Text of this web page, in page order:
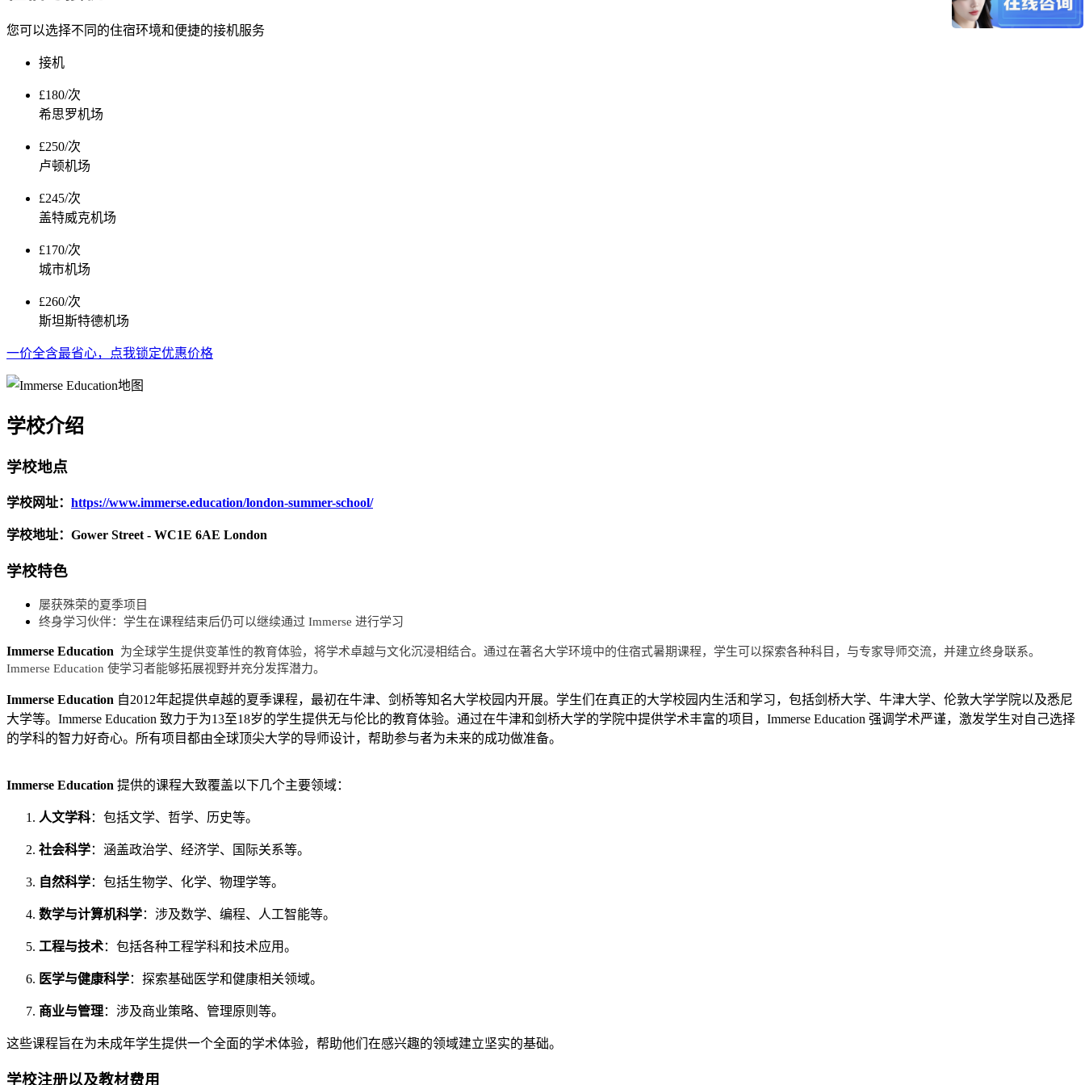
您可以选择不同的住宿环境和便捷的接机服务
接机
£180/次
希思罗机场
£250/次
卢顿机场
£245/次
盖特威克机场
£170/次
城市机场
£260/次
斯坦斯特德机场
一价全含最省心，点我锁定优惠价格
学校介绍
学校地点
学校网址： https://www.immerse.education/london-summer-school/
学校地址：Gower Street - WC1E 6AE London
学校特色
屡获殊荣的夏季项目
终身学习伙伴：学生在课程结束后仍可以继续通过 Immerse 进行学习
Immerse Education 为全球学生提供变革性的教育体验，将学术卓越与文化沉浸相结合。通过在著名大学环境中的住宿式暑期课程，学生可以探索各种科目，与专家导师交流，并建立终身联系。
Immerse Education 使学习者能够拓展视野并充分发挥潜力。
Immerse Education 自2012年起提供卓越的夏季课程，最初在牛津、剑桥等知名大学校园内开展。学生们在真正的大学校园内生活和学习，包括剑桥大学、牛津大学、伦敦大学学院以及悉尼
大学等。Immerse Education 致力于为13至18岁的学生提供无与伦比的教育体验。通过在牛津和剑桥大学的学院中提供学术丰富的项目，Immerse Education 强调学术严谨，激发学生对自己选择
的学科的智力好奇心。所有项目都由全球顶尖大学的导师设计，帮助参与者为未来的成功做准备。
Immerse Education 提供的课程大致覆盖以下几个主要领域：
人文学科：包括文学、哲学、历史等。
社会科学：涵盖政治学、经济学、国际关系等。
自然科学：包括生物学、化学、物理学等。
数学与计算机科学：涉及数学、编程、人工智能等。
工程与技术：包括各种工程学科和技术应用。
医学与健康科学：探索基础医学和健康相关领域。
商业与管理：涉及商业策略、管理原则等。
这些课程旨在为未成年学生提供一个全面的学术体验，帮助他们在感兴趣的领域建立坚实的基础。
学校注册以及教材费用